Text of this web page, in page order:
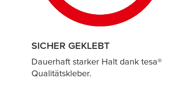
SICHER GEKLEBT
Dauerhaft starker Halt dank tesa®
Qualitätskleber.